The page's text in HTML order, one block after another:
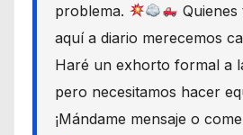
problema.
aquí a diario merecemos
Haré un exhorto formal a
pero necesitamos hacer
¡Mándame mensaje o